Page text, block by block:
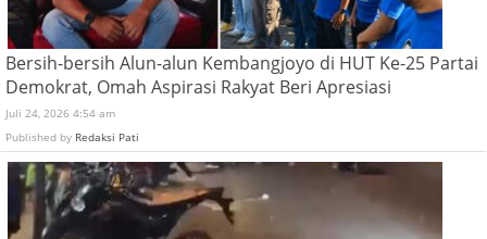
Bersih-bersih Alun-alun Kembangjoyo di HUT Ke-25 Partai
Demokrat, Omah Aspirasi Rakyat Beri Apresiasi
Juli 24, 2026 4:54 am
Published by Redaksi Pati